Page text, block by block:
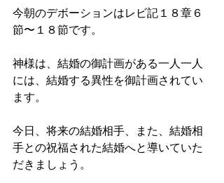
今朝のデボーションはレビ記１８章６
節〜１８節です。
神様は、結婚の御計画がある一人一人
には、結婚する異性を御計画されてい
ます。
今日、将来の結婚相手、また、結婚相
手との祝福された結婚へと導いていた
だきましょう。